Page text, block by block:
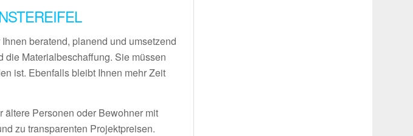
beratend, planend und umsetzend
Materialbeschaffung. Sie müssen
ist. Ebenfalls bleibt Ihnen mehr Zeit
Personen oder Bewohner mit
zu transparenten Projektpreisen.